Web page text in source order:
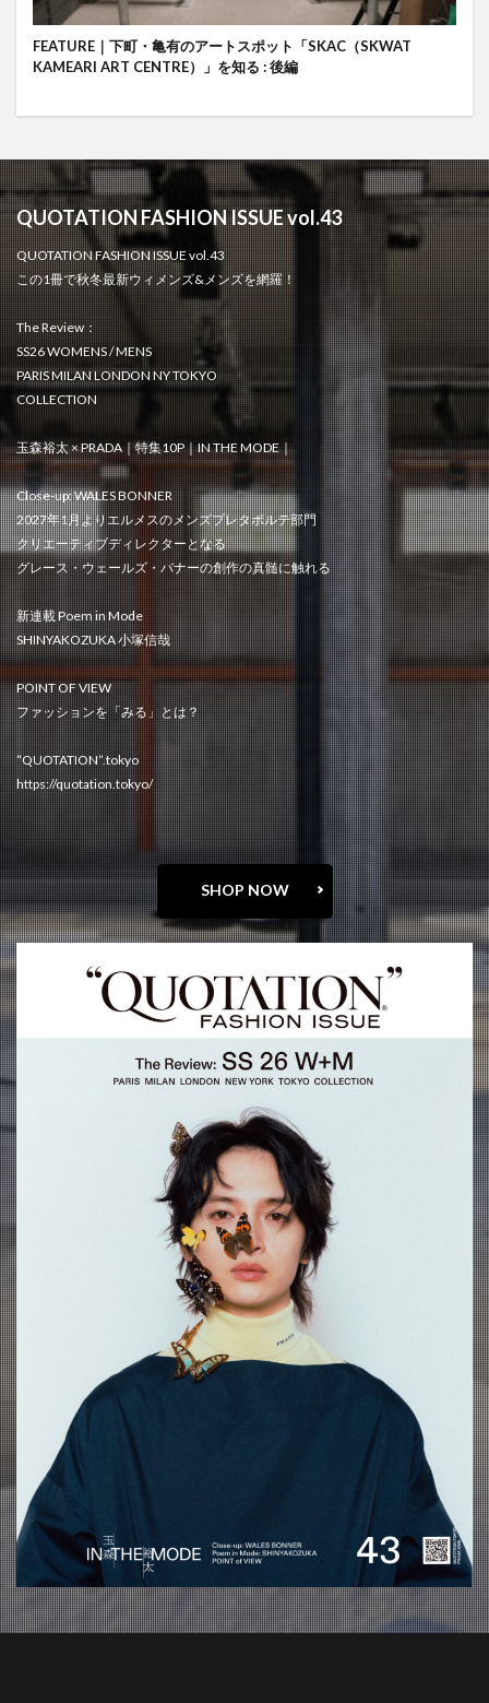
FEATURE｜下町・亀有のアートスポット「SKAC（SKWAT
KAMEARI ART CENTRE）」を知る : 後編
QUOTATION FASHION ISSUE vol.43
QUOTATION FASHION ISSUE vol.43
この1冊で秋冬最新ウィメンズ&メンズを網羅！
The Review：
SS26 WOMENS / MENS
PARIS MILAN LONDON NY TOKYO
COLLECTION
玉森裕太 × PRADA｜特集10P｜IN THE MODE｜
Close-up: WALES BONNER
2027年1月よりエルメスのメンズプレタポルテ部門
クリエーティブディレクターとなる
グレース・ウェールズ・バナーの創作の真髄に触れる
新連載 Poem in Mode
SHINYAKOZUKA 小塚信哉
POINT OF VIEW
ファッションを「みる」とは？
“QUOTATION”.tokyo
https://quotation.tokyo/
SHOP NOW